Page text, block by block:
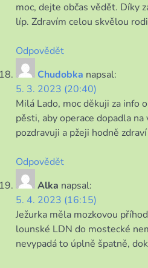
moc, dejte občas vědět. Díky
líp. Zdravím celou skvělou
Odpovědět
Chudobka napsal:
5. 3. 2023 (20:40)
Milá Lado, moc děkuji za info
pěsti, aby operace dopadla
pozdravuji a pžeji hodně zdraví
Odpovědět
Alka napsal:
5. 4. 2023 (16:15)
Ježurka měla mozkovou
lounské LDN do mostecké
nevypadá to úplně špatně,